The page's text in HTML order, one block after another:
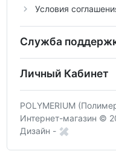
Условия
Служба
Личный Кабинет
POLYMERIUM
Интернет-магазин ©
Дизайн -